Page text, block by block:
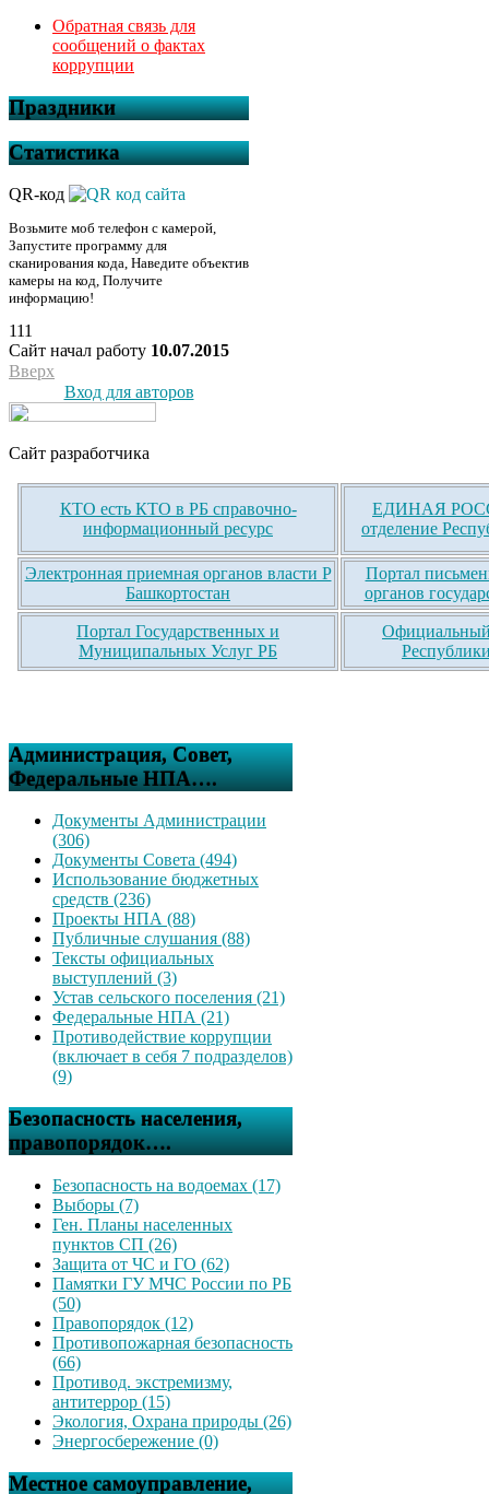
Обратная связь для
сообщений о фактах
коррупции
Праздники
Статистика
QR-код
Возьмите моб телефон с камерой,
Запустите программу для
сканирования кода, Наведите объектив
камеры на код, Получите
информацию!
111
Сайт начал работу 10.07.2015
Вверх
Вход для авторов
Сайт разработчика
КТО есть КТО в РБ справочно-
информационный ресурс
ЕДИНАЯ
отделение
Электронная приемная органов власти Р
Башкортостан
Портал
органов
Портал Государственных и
Муниципальных Услуг РБ
Официальный
Администрация, Совет,
Федеральные НПА….
Документы Администрации
(306)
Документы Совета (494)
Использование бюджетных
средств (236)
Проекты НПА (88)
Публичные слушания (88)
Тексты официальных
выступлений (3)
Устав сельского поселения (21)
Федеральные НПА (21)
Противодействие коррупции
(включает в себя 7 подразделов)
(9)
Безопасность населения,
правопорядок….
Безопасность на водоемах (17)
Выборы (7)
Ген. Планы населенных
пунктов СП (26)
Защита от ЧС и ГО (62)
Памятки ГУ МЧС России по РБ
(50)
Правопорядок (12)
Противопожарная безопасность
(66)
Противод. экстремизму,
антитеррор (15)
Экология, Охрана природы (26)
Энергосбережение (0)
Местное самоуправление,